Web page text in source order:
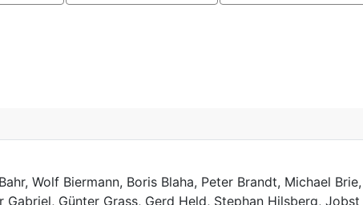
Wolf Biermann, Boris Blaha, Peter Brandt, Michael Brie,
Günter Grass, Gerd Held, Stephan Hilsberg, Jobst